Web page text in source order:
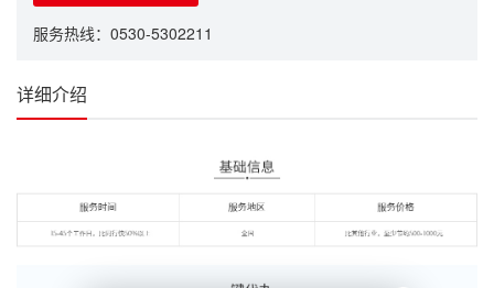
服务热线：0530-5302211
详细介绍